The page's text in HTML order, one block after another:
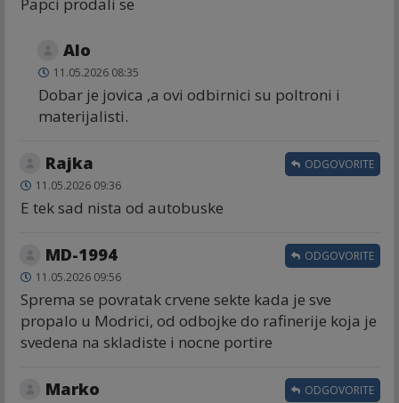
Papci prodali se
Alo
11.05.2026 08:35
Dobar je jovica ,a ovi odbirnici su poltroni i
materijalisti.
Rajka
11.05.2026 09:36
E tek sad nista od autobuske
ODGOVORITE
MD-1994
11.05.2026 09:56
Sprema se povratak crvene sekte kada je sve
propalo u Modrici, od odbojke do rafinerije koja je
svedena na skladiste i nocne portire
ODGOVORITE
Marko ODGOVORITE